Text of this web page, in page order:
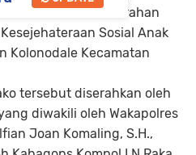
Indonesia di Kelurahan
Sosial Anak
Kolonodale Kecamatan
tersebut diserahkan oleh
diwakili oleh Wakapolres
Joan Komaling, S.H.,